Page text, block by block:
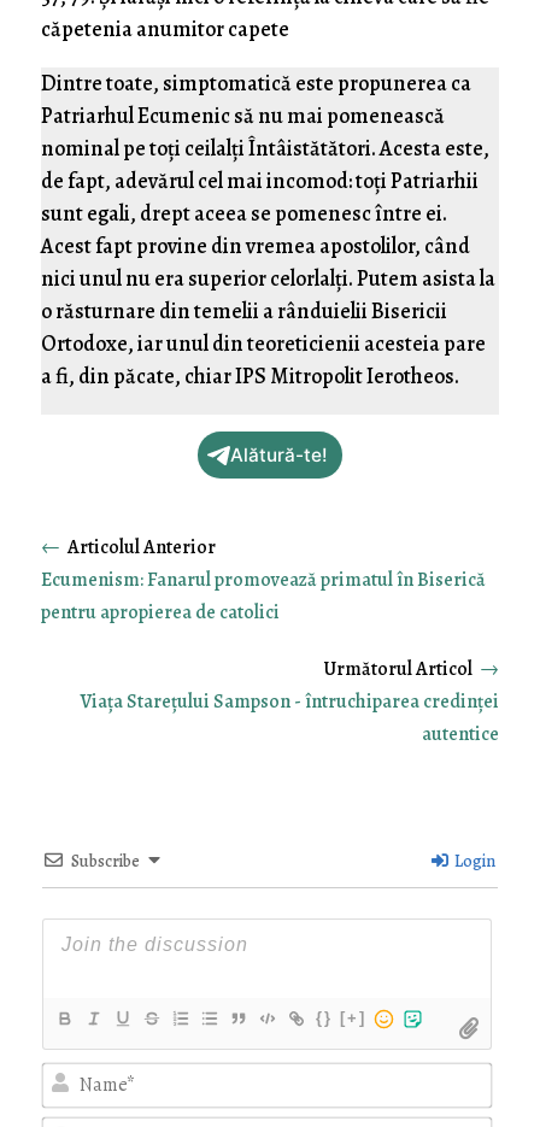
căpetenia anumitor capete
Dintre toate, simptomatică este propunerea ca
Patriarhul Ecumenic să nu mai pomenească
nominal pe toți ceilalți Întâistătători. Acesta este,
de fapt, adevărul cel mai incomod: toți Patriarhii
sunt egali, drept aceea se pomenesc între ei.
Acest fapt provine din vremea apostolilor, când
nici unul nu era superior celorlalți. Putem asista la
o răsturnare din temelii a rânduielii Bisericii
Ortodoxe, iar unul din teoreticienii acesteia pare
a fi, din păcate, chiar IPS Mitropolit Ierotheos.
Alătură-te!
←
Ecumenism: Fanarul promovează primatul în Biserică
pentru apropierea de catolici
Viața Starețului Sampson - întruchiparea credinței
autentice
→
Subscribe Login
{} [+]